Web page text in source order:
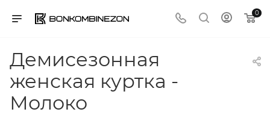
0
Демисезонная
женская куртка -
Молоко